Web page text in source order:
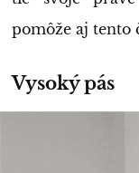
pomôže aj tento
Vysoký pás